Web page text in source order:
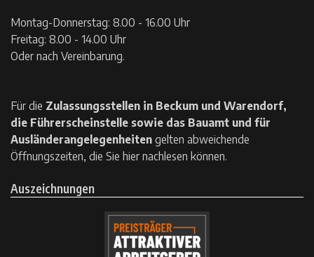
Montag-Donnerstag: 8.00 - 16.00 Uhr
Freitag: 8.00 - 14.00 Uhr
Oder nach Vereinbarung.
Für die Zulassungsstellen in Beckum und Warendorf,
die Führerscheinstelle sowie das Bauamt und für
Ausländerangelegenheiten gelten abweichende
Öffnungszeiten, die Sie hier nachlesen können.
Auszeichnungen